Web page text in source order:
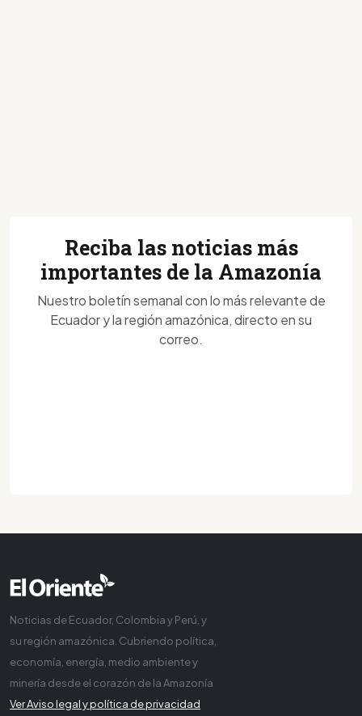
Reciba las noticias más
importantes de la Amazonía
Nuestro boletín semanal con lo más relevante de
Ecuador y la región amazónica, directo en su
correo.
Noticias de Ecuador, Colombia y Perú, y
su región amazónica. Cubriendo política,
economía, energía, medio ambiente y
minería desde el corazón de la Amazonía
Ver Aviso legal y política de privacidad